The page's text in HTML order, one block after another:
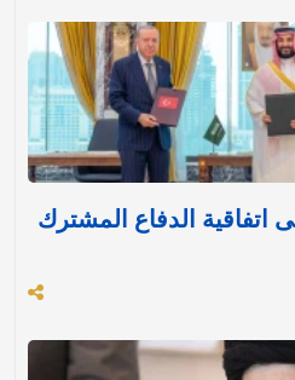
اتفاقية الدفاع المشترك